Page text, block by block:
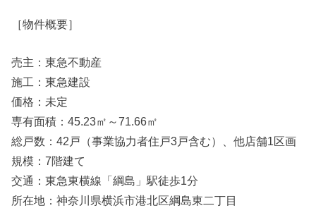
［物件概要］
売主：東急不動産
施工：東急建設
価格：未定
専有面積：45.23㎡～71.66㎡
総戸数：42戸（事業協力者住戸3戸含む）、他店舗1区画
規模：7階建て
交通：東急東横線「綱島」駅徒歩1分
所在地：神奈川県横浜市港北区綱島東二丁目